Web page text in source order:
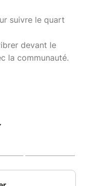
suivre le quart
devant le
la communauté.